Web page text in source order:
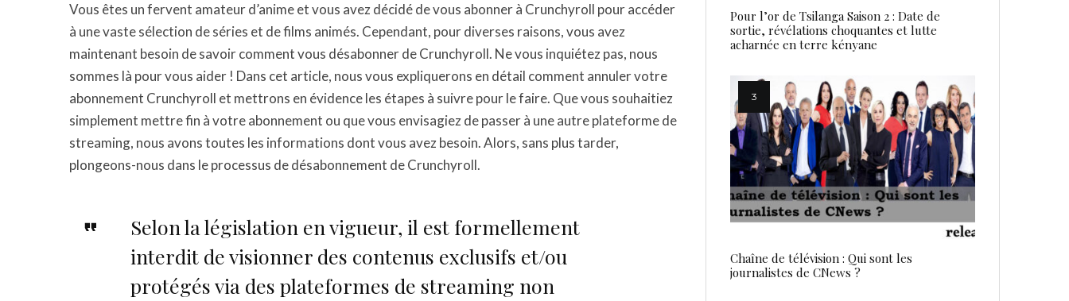
Vous êtes un fervent amateur d’anime et vous avez décidé de vous abonner à Crunchyroll pour accéder
à une vaste sélection de séries et de films animés. Cependant, pour diverses raisons, vous avez
maintenant besoin de savoir comment vous désabonner de Crunchyroll. Ne vous inquiétez pas, nous
sommes là pour vous aider ! Dans cet article, nous vous expliquerons en détail comment annuler votre
abonnement Crunchyroll et mettrons en évidence les étapes à suivre pour le faire. Que vous souhaitiez
simplement mettre fin à votre abonnement ou que vous envisagiez de passer à une autre plateforme de
streaming, nous avons toutes les informations dont vous avez besoin. Alors, sans plus tarder,
plongeons-nous dans le processus de désabonnement de Crunchyroll.
Selon la législation en vigueur, il est formellement
interdit de visionner des contenus exclusifs et/ou
protégés via des plateformes de streaming non
Pour l’or de Tsilanga Saison 2 : Date de
sortie, révélations choquantes et lutte
acharnée en terre kényane
Chaîne de télévision : Qui sont les
journalistes de CNews ?